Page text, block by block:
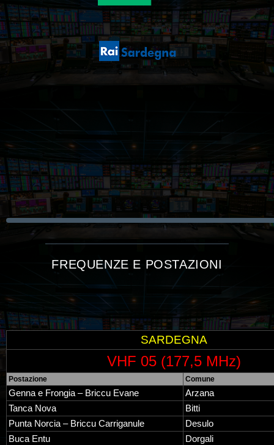
FREQUENZE E POSTAZIONI
SARDEGNA
VHF 05 (177,5 MHz)
Postazione Comune
Genna e Frongia – Briccu Evane
Arzana
Tanca Nova
Bitti
Punta Norcia – Briccu Carriganule
Desulo
Buca Entu
Dorgali